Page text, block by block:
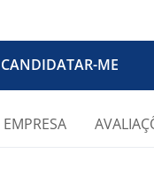
CANDIDATAR-ME
EMPRESA